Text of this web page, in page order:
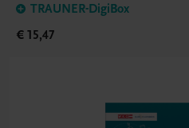
TRAUNER-DigiBox
€ 15,47